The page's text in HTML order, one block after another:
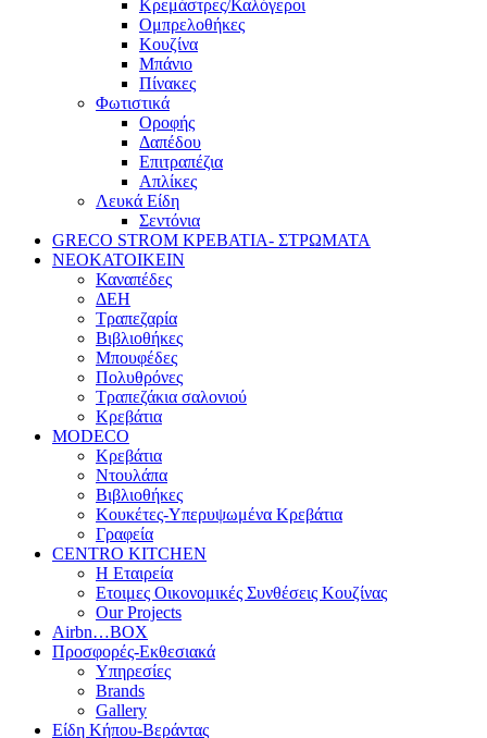
Κρεμάστρες/Καλόγεροι
Ομπρελοθήκες
Κουζίνα
Μπάνιο
Πίνακες
Φωτιστικά
Οροφής
Δαπέδου
Επιτραπέζια
Απλίκες
Λευκά Είδη
Σεντόνια
GRECO STROM ΚΡΕΒΑΤΙΑ- ΣΤΡΩΜΑΤΑ
ΝΕΟΚΑΤΟΙΚΕΙΝ
Καναπέδες
ΔΕΗ
Τραπεζαρία
Βιβλιοθήκες
Μπουφέδες
Πολυθρόνες
Τραπεζάκια σαλονιού
Κρεβάτια
MODECO
Κρεβάτια
Ντουλάπα
Βιβλιοθήκες
Κουκέτες-Υπερυψωμένα Κρεβάτια
Γραφεία
CENTRO KITCHEN
Η Εταιρεία
Ετοιμες Οικονομικές Συνθέσεις Κουζίνας
Our Projects
Airbn…BOX
Προσφορές-Εκθεσιακά
Υπηρεσίες
Brands
Gallery
Είδη Κήπου-Βεράντας